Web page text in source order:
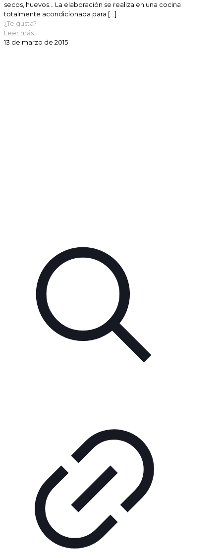
secos, huevos… La elaboración se realiza en una cocina
totalmente acondicionada para […]
¿Te gusta?
Leer más
13 de marzo de 2015